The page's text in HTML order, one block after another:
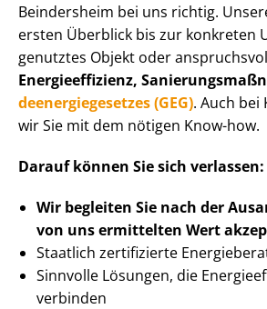
Beindersheim bei uns richtig.
ersten Überblick bis zur konkreten
genutztes Objekt oder
En­er­gie­ef­fi­zi­enz,
de­en­er­gie­ge­set­zes (GEG). Auch bei
wir Sie mit dem nötigen Know-how.
Darauf können Sie sich verlassen:
Wir begleiten Sie nach der
von uns ermittelten Wert
Staatlich zertifizierte
Sinnvolle Lösungen, die
verbinden